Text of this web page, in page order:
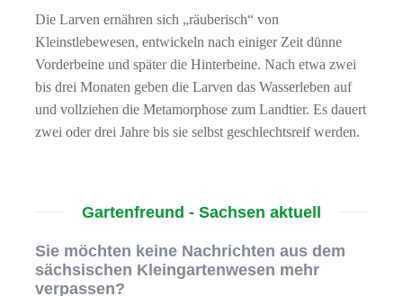
Die Larven ernähren sich „räuberisch“ von
Kleinstlebewesen, entwickeln nach einiger Zeit dünne
Vorderbeine und später die Hinterbeine. Nach etwa zwei
bis drei Monaten geben die Larven das Wasserleben auf
und vollziehen die Metamorphose zum Landtier. Es dauert
zwei oder drei Jahre bis sie selbst geschlechtsreif werden.
Gartenfreund - Sachsen aktuell
Sie möchten keine Nachrichten aus dem
sächsischen Kleingartenwesen mehr
verpassen?